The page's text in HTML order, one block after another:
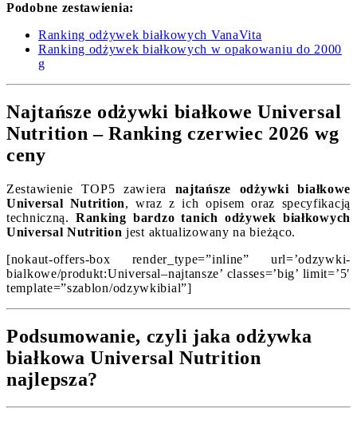
Podobne zestawienia:
Ranking odżywek białkowych VanaVita
Ranking odżywek białkowych w opakowaniu do 2000
g
Najtańsze odżywki białkowe Universal
Nutrition – Ranking czerwiec 2026 wg
ceny
Zestawienie TOP5 zawiera najtańsze odżywki białkowe
Universal Nutrition, wraz z ich opisem oraz specyfikacją
techniczną. Ranking bardzo tanich odżywek białkowych
Universal Nutrition jest aktualizowany na bieżąco.
[nokaut-offers-box render_type=”inline” url=’odzywki-
bialkowe/produkt:Universal–najtansze’ classes=’big’ limit=’5′
template=”szablon/odzywkibial”]
Podsumowanie, czyli jaka odżywka
białkowa Universal Nutrition
najlepsza?